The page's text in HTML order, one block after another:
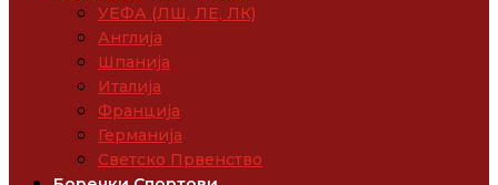
УЕФА (ЛШ, ЛЕ, ЛК)
Англија
Шпанија
Италија
Франција
Германија
Светско Првенство